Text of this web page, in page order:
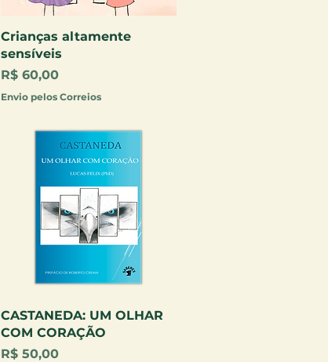
Visualização rápida
Crianças altamente
sensíveis
Preço
R$ 60,00
Envio pelos Correios
Visualização rápida
CASTANEDA: UM OLHAR
COM CORAÇÃO
Preço
R$ 50,00